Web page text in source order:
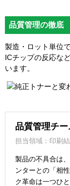
品質管理の徹底
製造・ロット単位
ICチップの反応な
います。
品質管理チー
担当領域：印刷
製品の不具合は
ンターとの「相
ク革命は一つひ